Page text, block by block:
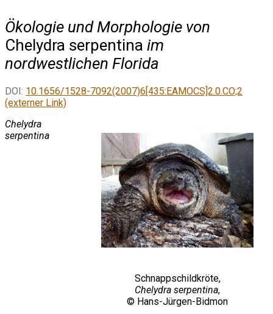
Ökologie und Morphologie von
Chelydra serpentina im
nordwestlichen Florida
DOI: 10.1656/1528-7092(2007)6[435:EAMOCS]2.0.CO;2
(externer Link)
Schnappschildkröte,
Chelydra serpentina,
© Hans-Jürgen-Bidmon
Chelydra
serpentina